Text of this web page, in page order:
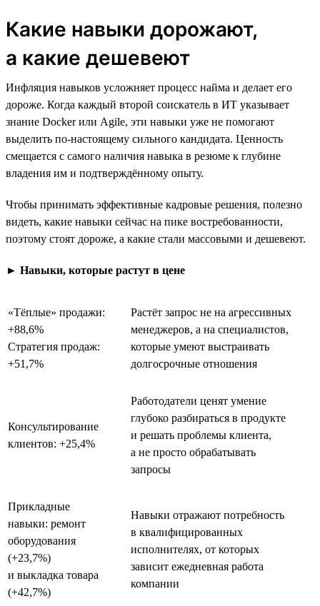
Какие навыки дорожают,
а какие дешевеют
Инфляция навыков усложняет процесс найма и делает его
дороже. Когда каждый второй соискатель в ИТ указывает
знание Docker или Agile, эти навыки уже не помогают
выделить по-настоящему сильного кандидата. Ценность
смещается с самого наличия навыка в резюме к глубине
владения им и подтверждённому опыту.
Чтобы принимать эффективные кадровые решения, полезно
видеть, какие навыки сейчас на пике востребованности,
поэтому стоят дороже, а какие стали массовыми и дешевеют.
► Навыки, которые растут в цене
«Тёплые» продажи:
+88,6%
Стратегия продаж:
+51,7%
Растёт запрос не на агрессивных
менеджеров, а на специалистов,
которые умеют выстраивать
долгосрочные отношения
Консультирование
клиентов: +25,4%
Работодатели ценят умение
глубоко разбираться в продукте
и решать проблемы клиента,
а не просто обрабатывать
запросы
Прикладные
навыки: ремонт
оборудования
(+23,7%)
и выкладка товара
(+42,7%)
Навыки отражают потребность
в квалифицированных
исполнителях, от которых
зависит ежедневная работа
компании